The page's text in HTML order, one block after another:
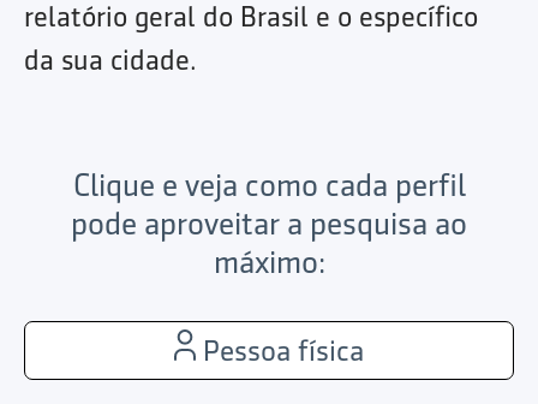
relatório geral do Brasil e o específico
da sua cidade.
Clique e veja como cada perfil
pode aproveitar a pesquisa ao
máximo:
Pessoa física